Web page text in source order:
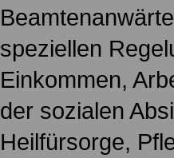
speziellen
Einkommen,
der sozialen
Heilfürsorge,